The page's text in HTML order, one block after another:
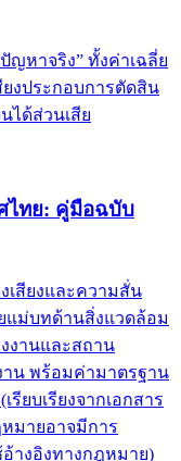
ญหาจริง” ทั้งค่าเฉลี่ย
งประกอบการตัดสิน
ได้ส่วนเสีย
ไทย: คู่มือฉบับ
เสียงและความสั่น
แม่บทด้านสิ่งแวดล้อม
งานและสถาน
าน พร้อมค่ามาตรฐาน
ยบเรียงจากเอกสาร
มายอาจมีการ
างอิงทางกฎหมาย)